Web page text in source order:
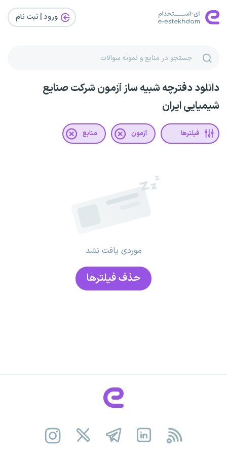
ورود | ثبت‌ نام
دانلود دفترچه شبیه ساز آزمون شرکت صنایع
شیمیایی ایران
فیلترها آزمون منابع
موردی یافت نشد
حذف فیلتر‌ها